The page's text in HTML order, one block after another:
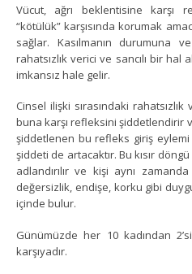
Vücut, ağrı beklentisine karşı
“kötülük” karşısında korumak
sağlar. Kasılmanın durumuna
rahatsızlık verici ve sancılı bir
imkansız hale gelir.
Cinsel ilişki sırasındaki
buna karşı refleksini şiddetlendirir
şiddetlenen bu refleks giriş eylemi
şiddeti de artacaktır. Bu kısır
adlandırılır ve kişi aynı
değersizlik, endişe, korku gibi
içinde bulur.
Günümüzde her 10 kadından
karşıyadır.